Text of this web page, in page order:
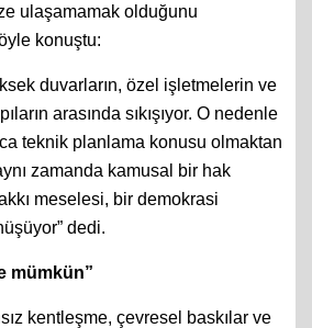
ulaşamamak olduğunu
konuştu:
duvarların, özel işletmelerin ve
arasında sıkışıyor. O nedenle
teknik planlama konusu olmaktan
zamanda kamusal bir hak
meselesi, bir demokrasi
dedi.
mümkün”
kentleşme, çevresel baskılar ve